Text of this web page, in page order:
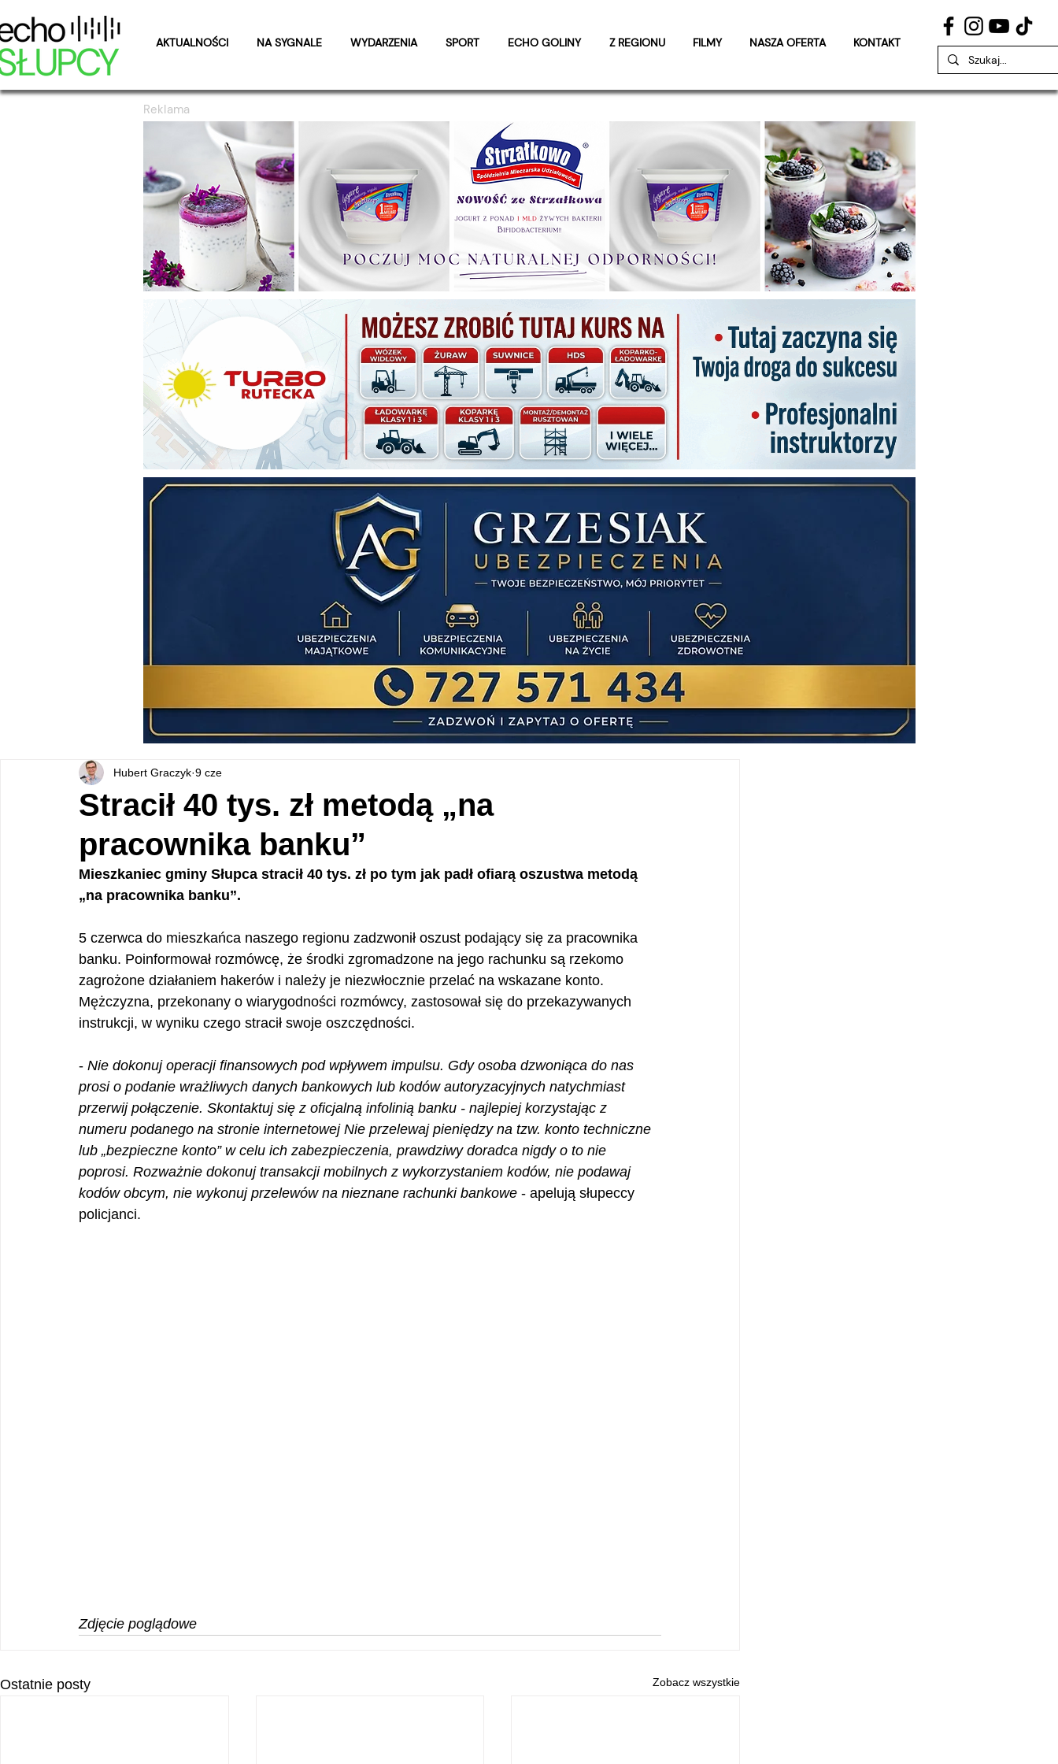
AKTUALNOŚCI NA SYGNALE WYDARZENIA SPORT ECHO GOLINY Z REGIONU FILMY NASZA OFERTA KONTAKT
Reklama
Stracił 40 tys. zł metodą „na
pracownika banku”
Hubert Graczyk 9 cze
Mieszkaniec gminy Słupca stracił 40 tys. zł po tym jak padł ofiarą oszustwa metodą
„na pracownika banku”.
5 czerwca do mieszkańca naszego regionu zadzwonił oszust podający się za pracownika
banku. Poinformował rozmówcę, że środki zgromadzone na jego rachunku są rzekomo
zagrożone działaniem hakerów i należy je niezwłocznie przelać na wskazane konto.
Mężczyzna, przekonany o wiarygodności rozmówcy, zastosował się do przekazywanych
instrukcji, w wyniku czego stracił swoje oszczędności.
- Nie dokonuj operacji finansowych pod wpływem impulsu. Gdy osoba dzwoniąca do nas
prosi o podanie wrażliwych danych bankowych lub kodów autoryzacyjnych natychmiast
przerwij połączenie. Skontaktuj się z oficjalną infolinią banku - najlepiej korzystając z
numeru podanego na stronie internetowej Nie przelewaj pieniędzy na tzw. konto techniczne
lub „bezpieczne konto” w celu ich zabezpieczenia, prawdziwy doradca nigdy o to nie
poprosi. Rozważnie dokonuj transakcji mobilnych z wykorzystaniem kodów, nie podawaj
kodów obcym, nie wykonuj przelewów na nieznane rachunki bankowe - apelują słupeccy
policjanci.
Zdjęcie poglądowe
Ostatnie posty Zobacz wszystkie